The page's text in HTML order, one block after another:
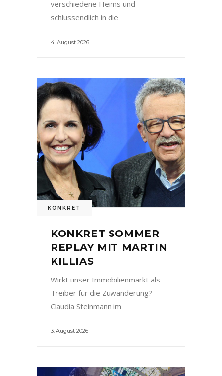
verschiedene Heims und
schlussendlich in die
4. August 2026
KONKRET
KONKRET SOMMER
REPLAY MIT MARTIN
KILLIAS
Wirkt unser Immobilienmarkt als
Treiber für die Zuwanderung? –
Claudia Steinmann im
3. August 2026